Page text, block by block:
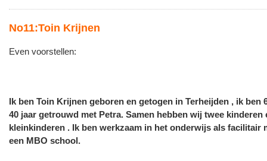
No11:Toin Krijnen
Even voorstellen:
Ik ben Toin Krijnen geboren en getogen in Terheijden , ik ben
40 jaar getrouwd met Petra. Samen hebben wij twee kinderen
kleinkinderen . Ik ben werkzaam in het onderwijs als facilitair
een MBO school.